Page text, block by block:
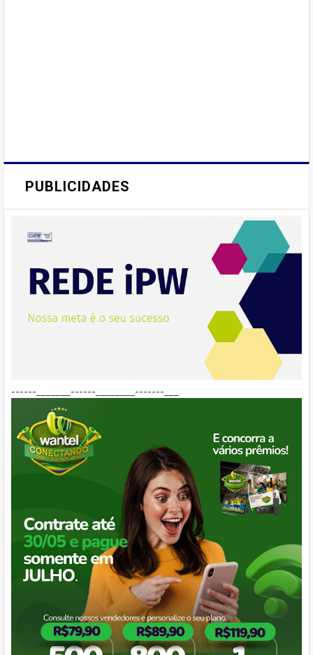
PUBLICIDADES
------_______------________-------___